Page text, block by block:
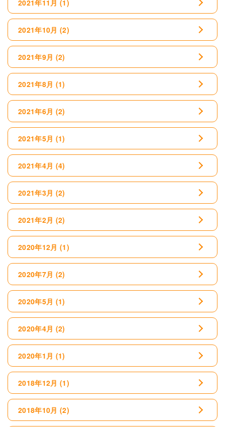
2021年11月 (1)
2021年10月 (2)
2021年9月 (2)
2021年8月 (1)
2021年6月 (2)
2021年5月 (1)
2021年4月 (4)
2021年3月 (2)
2021年2月 (2)
2020年12月 (1)
2020年7月 (2)
2020年5月 (1)
2020年4月 (2)
2020年1月 (1)
2018年12月 (1)
2018年10月 (2)